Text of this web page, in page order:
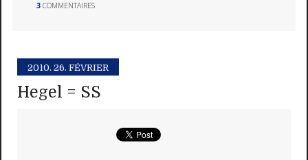
3 COMMENTAIRES
2010. 26. FÉVRIER
Hegel = SS